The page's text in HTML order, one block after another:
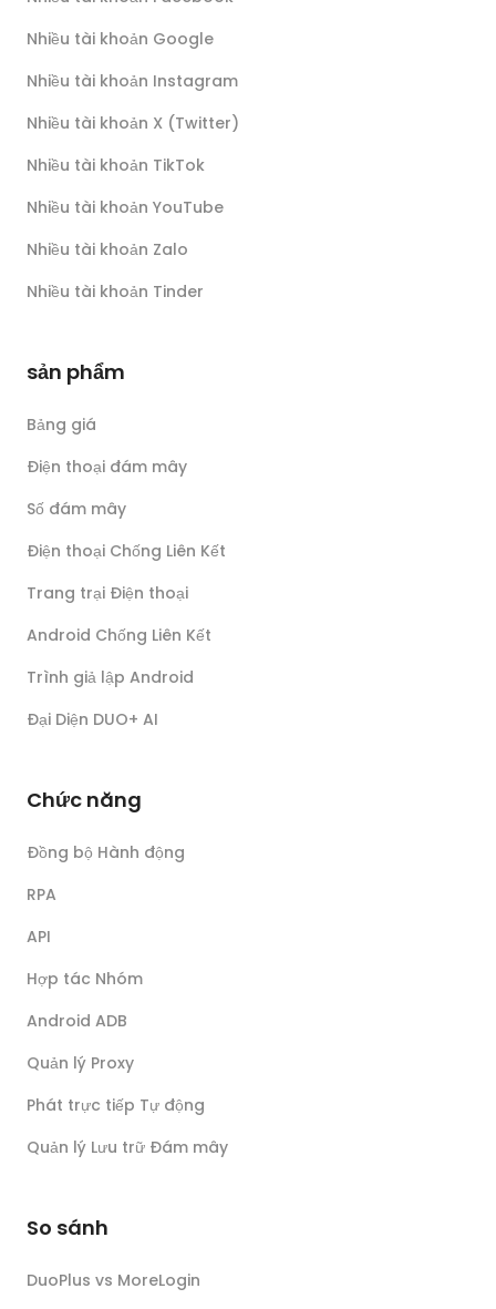
Nhiều tài khoản Google
Nhiều tài khoản Instagram
Nhiều tài khoản X (Twitter)
Nhiều tài khoản TikTok
Nhiều tài khoản YouTube
Nhiều tài khoản Zalo
Nhiều tài khoản Tinder
sản phẩm
Bảng giá
Điện thoại đám mây
Số đám mây
Điện thoại Chống Liên Kết
Trang trại Điện thoại
Android Chống Liên Kết
Trình giả lập Android
Đại Diện DUO+ AI
Chức năng
Đồng bộ Hành động
RPA
API
Hợp tác Nhóm
Android ADB
Quản lý Proxy
Phát trực tiếp Tự động
Quản lý Lưu trữ Đám mây
So sánh
DuoPlus vs MoreLogin